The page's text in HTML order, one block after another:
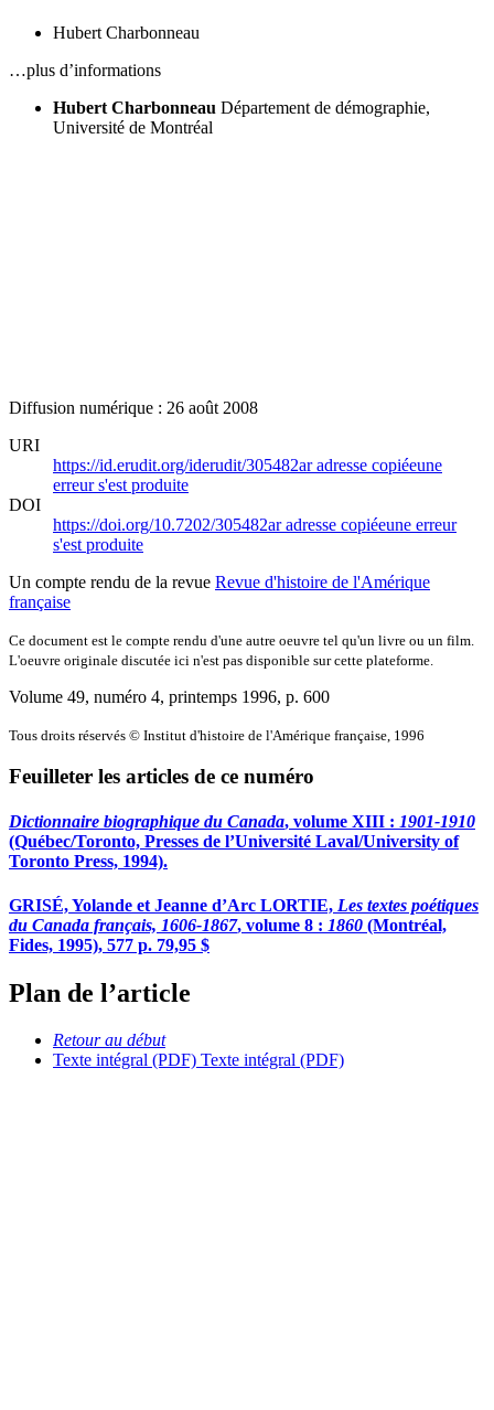
Hubert Charbonneau
…plus d’informations
Hubert Charbonneau Département de démographie,
Université de Montréal
Diffusion numérique : 26 août 2008
URI
https://id.erudit.org/iderudit/305482aradresse copiéeune
erreur s'est produite
DOI
https://doi.org/10.7202/305482aradresse copiéeune erreur
s'est produite
Un compte rendu de la revue Revue d'histoire de l'Amérique
française
Ce document est le compte rendu d'une autre oeuvre tel qu'un livre ou un film.
L'oeuvre originale discutée ici n'est pas disponible sur cette plateforme.
Volume 49, numéro 4, printemps 1996, p. 600
Tous droits réservés © Institut d'histoire de l'Amérique française, 1996
Feuilleter les articles de ce numéro
Dictionnaire biographique du Canada, volume XIII : 1901-1910
(Québec/Toronto, Presses de l’Université Laval/University of
Toronto Press, 1994).
GRISÉ, Yolande et Jeanne d’Arc LORTIE, Les textes poétiques
du Canada français, 1606-1867, volume 8 : 1860 (Montréal,
Fides, 1995), 577 p. 79,95 $
Plan de l’article
Retour au début
Texte intégral (PDF) Texte intégral (PDF)